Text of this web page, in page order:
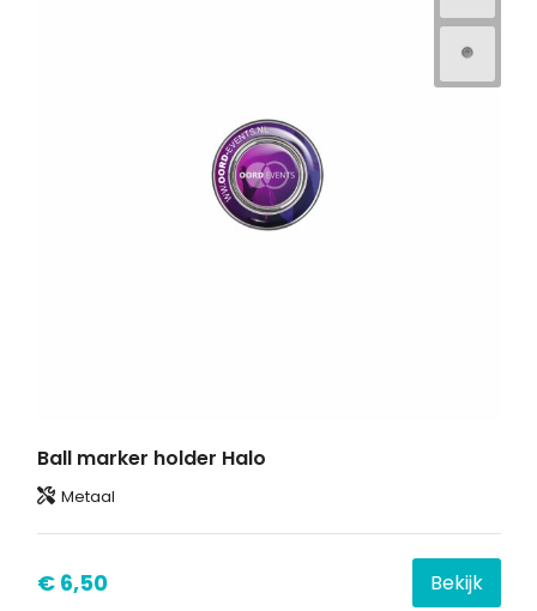
Ball marker holder Halo
Metaal
€ 6,50 Bekijk